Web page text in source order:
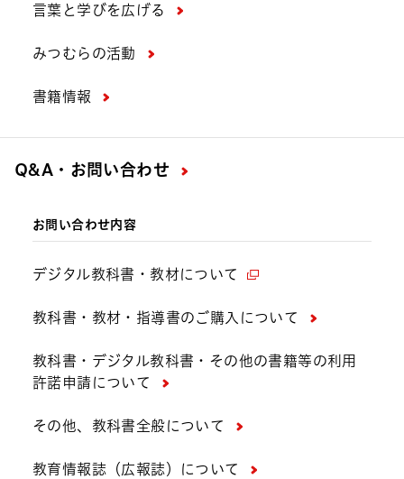
言葉と学びを広げる
みつむらの活動
書籍情報
Q&A・お問い合わせ
お問い合わせ内容
デジタル教科書・教材について
教科書・教材・指導書のご購入について
教科書・デジタル教科書・その他の書籍等の利用
許諾申請について
その他、教科書全般について
教育情報誌（広報誌）について